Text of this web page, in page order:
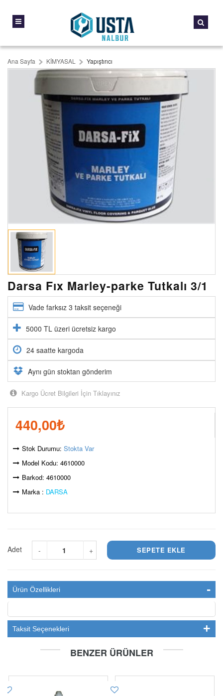
Ana Sayfa KİMYASAL Yapıştırıcı
Darsa Fıx Marley-parke Tutkalı 3/1
Vade farksız 3 taksit seçeneği
5000 TL üzeri ücretsiz kargo
24 saatte kargoda
Aynı gün stoktan gönderim
Kargo Ücret Bilgileri İçin Tıklayınız
440,00₺
Stok Durumu: Stokta Var
Model Kodu: 4610000
Barkod: 4610000
Marka : DARSA
Adet +
-
Ürün Özellikleri
Taksit Seçenekleri
BENZER ÜRÜNLER